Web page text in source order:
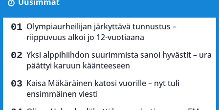
Olympiaurheilijan järkyttävä tunnustus –
riippuvuus alkoi jo 12-vuotiaana
Yksi alppihiihdon suurimmista sanoi hyvästit – ura
päättyi karuun käänteeseen
Kaisa Mäkäräinen katosi vuorille – nyt tuli
ensimmäinen viesti